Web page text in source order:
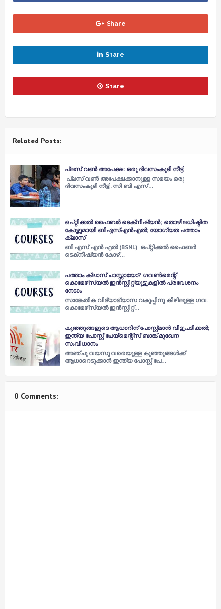
Share
Share
Share
Related Posts:
പ്ലസ് വണ്‍ അപേക്ഷ: ഒരു ദിവസംകൂടി നീട്ടി
പ്ലസ് വണ്‍ അപേക്ഷക്കാനുള്ള സമയം ഒരു
ദിവസംകൂടി നീട്ടി. സി ബി എസ് …
ഒപ്റ്റിക്കല്‍ ഫൈബര്‍ ടെക്‌നീഷ്യന്‍; തൊഴിലധിഷ്ഠിത
കോഴ്സുമായി ബിഎസ്എന്‍എല്‍; യോ​ഗ്യത പത്താം
ക്ലാസ്
ബി എസ് എന്‍ എല്‍ (BSNL) ഒപ്റ്റിക്കല്‍ ഫൈബര്‍
ടെക്‌നീഷ്യന്‍ കോഴ്‌…
പത്താം ക്ലാസ് പാസ്സായോ? ഗവൺമെന്റ്
കൊമേഴ്‌സ്യൽ ഇൻസ്റ്റിറ്റ്യൂട്ടുകളിൽ പ്രവേശനം
നേടാം
സാങ്കേതിക വിദ്യാഭ്യാസ വകുപ്പിനു കീഴിലുള്ള ഗവ.
കൊമേഴ്‌സ്യൽ ഇൻസ്റ്റിറ്റ്…
കുഞ്ഞുങ്ങളുടെ ആധാറിന് പോസ്റ്റ്മാന്‍ വീട്ടുപടിക്കല്‍;
ഇന്ത്യ പോസ്റ്റ് പേയ്‌മെന്റ്‌സ് ബാങ്ക് മുഖേന
സംവിധാനം
അഞ്ചു വയസു വരെയുള്ള കുഞ്ഞുങ്ങള്‍ക്ക്
ആധാറെടുക്കാന്‍ ഇന്ത്യ പോസ്റ്റ് പേ…
0 Comments: